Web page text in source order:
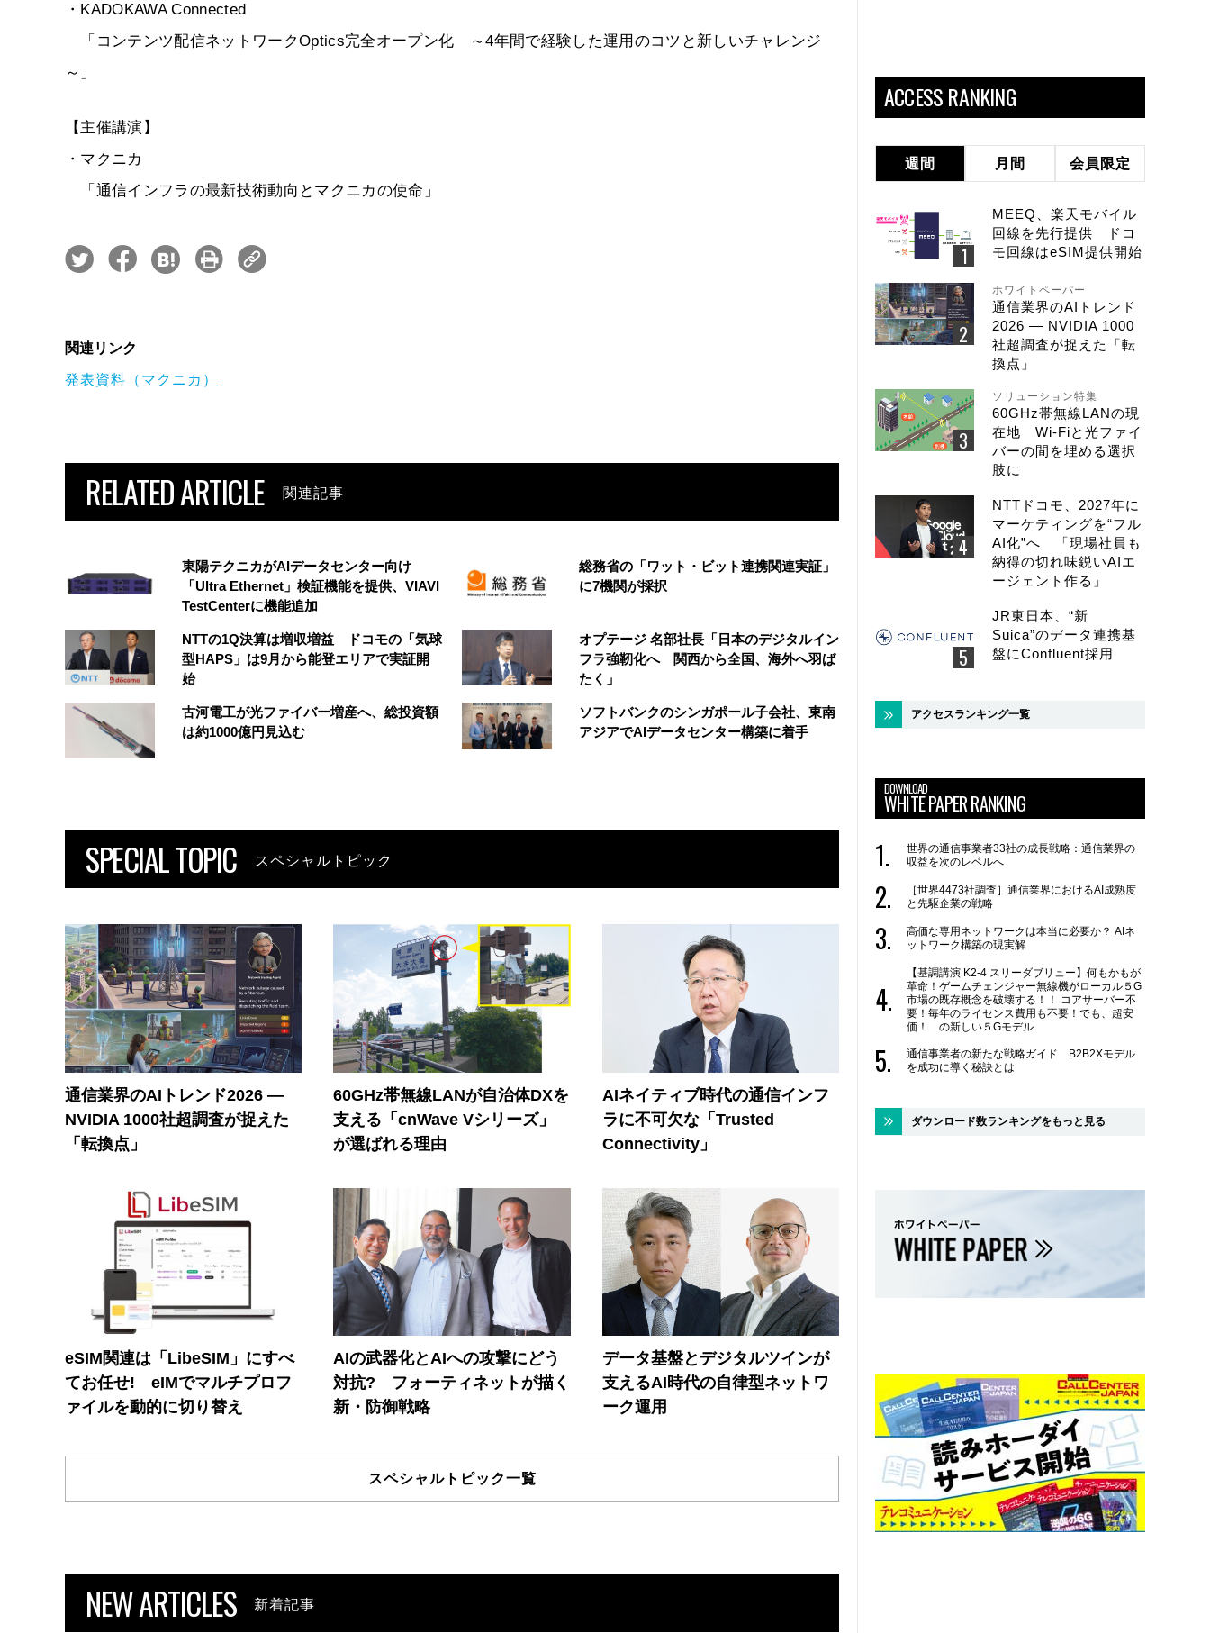
・KADOKAWA Connected
「コンテンツ配信ネットワークOptics完全オープン化 ～4年間で経験した運用のコツと新しいチャレンジ
～」
【主催講演】
・マクニカ
「通信インフラの最新技術動向とマクニカの使命」
関連リンク
発表資料（マクニカ）
RELATED ARTICLE 関連記事
東陽テクニカがAIデータセンター向け
「Ultra Ethernet」検証機能を提供、VIAVI
TestCenterに機能追加
総務省の「ワット・ビット連携関連実証」
に7機関が採択
NTTの1Q決算は増収増益 ドコモの「気球
型HAPS」は9月から能登エリアで実証開
始
オプテージ 名部社長「日本のデジタルイン
フラ強靭化へ 関西から全国、海外へ羽ば
たく」
古河電工が光ファイバー増産へ、総投資額
は約1000億円見込む
ソフトバンクのシンガポール子会社、東南
アジアでAIデータセンター構築に着手
SPECIAL TOPIC スペシャルトピック
通信業界のAIトレンド2026 ―
NVIDIA 1000社超調査が捉えた
「転換点」
60GHz帯無線LANが自治体DXを
支える「cnWave Vシリーズ」
が選ばれる理由
AIネイティブ時代の通信インフ
ラに不可欠な「Trusted
Connectivity」
eSIM関連は「LibeSIM」にすべ
てお任せ! eIMでマルチプロフ
ァイルを動的に切り替え
AIの武器化とAIへの攻撃にどう
対抗? フォーティネットが描く
新・防御戦略
データ基盤とデジタルツインが
支えるAI時代の自律型ネットワ
ーク運用
スペシャルトピック一覧
NEW ARTICLES 新着記事
ACCESS RANKING
週間 月間 会員限定
MEEQ、楽天モバイル
回線を先行提供 ドコ
モ回線はeSIM提供開始
ホワイトペーパー
通信業界のAIトレンド
2026 ― NVIDIA 1000
社超調査が捉えた「転
換点」
ソリューション特集
60GHz帯無線LANの現
在地 Wi-Fiと光ファイ
バーの間を埋める選択
肢に
NTTドコモ、2027年に
マーケティングを“フル
AI化”へ 「現場社員も
納得の切れ味鋭いAIエ
ージェント作る」
JR東日本、“新
Suica”のデータ連携基
盤にConfluent採用
アクセスランキング一覧
DOWNLOAD
WHITE PAPER RANKING
世界の通信事業者33社の成長戦略：通信業界の
収益を次のレベルへ
［世界4473社調査］通信業界におけるAI成熟度
と先駆企業の戦略
高価な専用ネットワークは本当に必要か？ AIネ
ットワーク構築の現実解
【基調講演 K2-4 スリーダブリュー】何もかもが
革命！ゲームチェンジャー無線機がローカル５G
市場の既存概念を破壊する！！ コアサーバー不
要！毎年のライセンス費用も不要！でも、超安
価！ の新しい５Gモデル
通信事業者の新たな戦略ガイド B2B2Xモデル
を成功に導く秘訣とは
ダウンロード数ランキングをもっと見る